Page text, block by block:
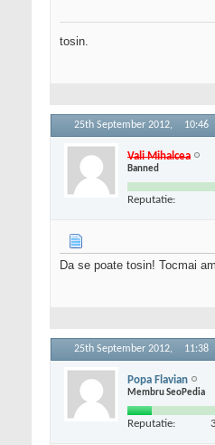
tosin.
25th September 2012, 10:46
Vali Mihalcea
Banned
Reputatie:
Da se poate tosin! Tocmai
25th September 2012, 11:38
Popa Flavian
Membru SeoPedia
Reputatie: